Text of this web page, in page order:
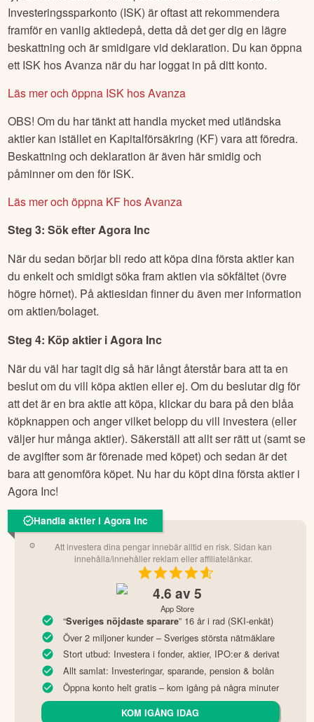
Investeringssparkonto (ISK) är oftast att rekommendera
framför en vanlig aktiedepå, detta då det ger dig en lägre
beskattning och är smidigare vid deklaration. Du kan öppna
ett ISK hos Avanza när du har loggat in på ditt konto.
Läs mer och öppna ISK hos Avanza
OBS! Om du har tänkt att handla mycket med utländska
aktier kan istället en Kapitalförsäkring (KF) vara att föredra.
Beskattning och deklaration är även här smidig och
påminner om den för ISK.
Läs mer och öppna KF hos Avanza
Steg 3: Sök efterAgora Inc
När du sedan börjar bli redo att köpa dina första aktier kan
du enkelt och smidigt söka fram aktien via sökfältet (övre
högre hörnet). På aktiesidan finner du även mer information
om aktien/bolaget.
Steg 4: Köp aktier iAgora Inc
När du väl har tagit dig så här långt återstår bara att ta en
beslut om du vill köpa aktien eller ej. Om du beslutar dig för
att det är en bra aktie att köpa, klickar du bara på den blåa
köpknappen och anger vilket belopp du vill investera (eller
väljer hur många aktier). Säkerställ att allt ser rätt ut (samt se
de avgifter som är förenade med köpet) och sedan är det
bara att genomföra köpet. Nu har du köpt dina första aktier i
Agora Inc!
Handla aktier i Agora Inc
Att investera dina pengar innebär alltid en risk. Sidan kan
innehålla/innehåller reklam eller affiliatelänkar.
4.6 av 5
App Store
“Sveriges nöjdaste sparare” 16 år i rad (SKI-enkät)
Över 2 miljoner kunder – Sveriges största nätmäklare
Stort utbud: Investera i fonder, aktier, IPO:er & derivat
Allt samlat: Investeringar, sparande, pension & bolån
Öppna konto helt gratis – kom igång på några minuter
KOM IGÅNG IDAG